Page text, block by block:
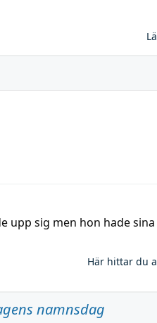
upp sig men hon hade
Här hittar du
namnsdag